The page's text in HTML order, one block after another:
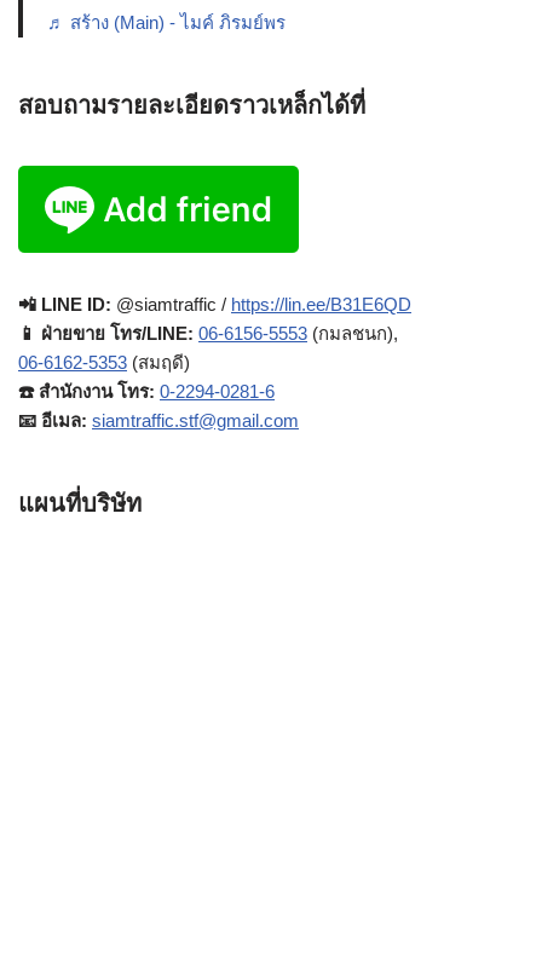
♬ สร้าง (Main) - ไมค์ ภิรมย์พร
สอบถามรายละเอียดราวเหล็กได้ที่
📲 LINE ID: @siamtraffic / https://lin.ee/B31E6QD
📱 ฝ่ายขาย โทร/LINE: 06-6156-5553 (กมลชนก),
06-6162-5353 (สมฤดี)
☎️ สำนักงาน โทร: 0-2294-0281-6
📧 อีเมล: siamtraffic.stf@gmail.com
แผนที่บริษัท